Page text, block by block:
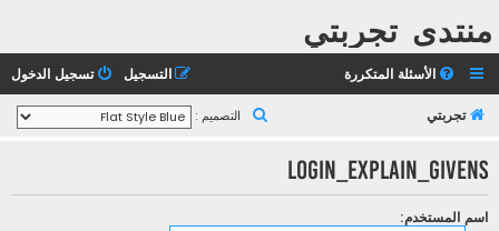
منتدى تجربتي
الأسئلة المتكررة تسجيل الدخول التسجيل
تجربتي التصميم :
LOGIN_EXPLAIN_GIVENS
اسم المستخدم: